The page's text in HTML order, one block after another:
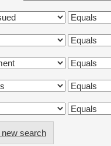
new search